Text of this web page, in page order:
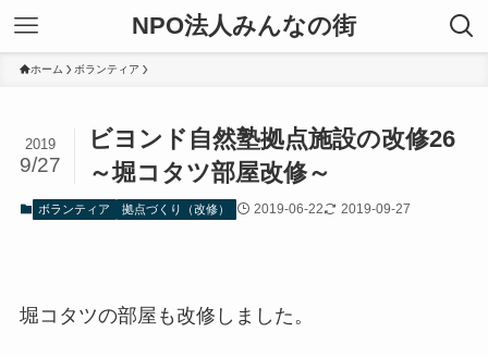
NPO法人みんなの街
ホーム ボランティア
ビヨンド自然塾拠点施設の改修26
～堀コタツ部屋改修～
2019
9/27
ボランティア 拠点づくり（改修） 2019-06-22 2019-09-27
堀コタツの部屋も改修しました。